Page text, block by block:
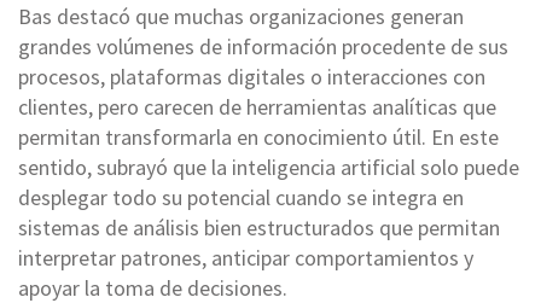
Bas destacó que muchas organizaciones generan
grandes volúmenes de información procedente de sus
procesos, plataformas digitales o interacciones con
clientes, pero carecen de herramientas analíticas que
permitan transformarla en conocimiento útil. En este
sentido, subrayó que la inteligencia artificial solo puede
desplegar todo su potencial cuando se integra en
sistemas de análisis bien estructurados que permitan
interpretar patrones, anticipar comportamientos y
apoyar la toma de decisiones.